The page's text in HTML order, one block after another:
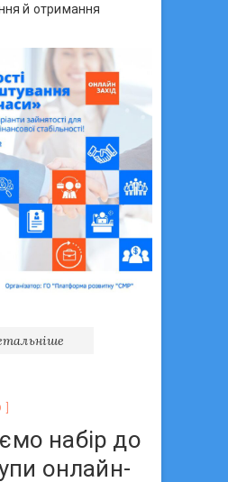
й отримання
набір до
онлайн-